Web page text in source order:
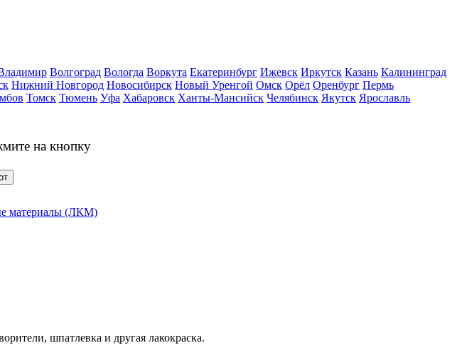
Волгоград Вологда Воркута Екатеринбург Ижевск Иркутск Казань Калининград
Нижний Новгород Новосибирск Новый Уренгой Омск Орёл Оренбург Пермь
Томск Тюмень Уфа Хабаровск Ханты-Мансийск Челябинск Якутск Ярославль
на кнопку